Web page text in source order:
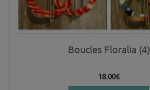
Boucles Floralia (4)
18.00€